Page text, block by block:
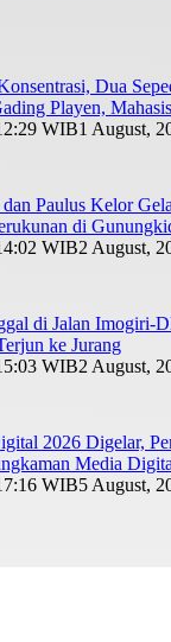
Dua
Playen,
WIB1 August,
dan Paulus Kelor
di
WIB2 August,
di Jalan Imogiri-
ke Jurang
WIB2 August,
2026 Digelar,
Media
WIB5 August,